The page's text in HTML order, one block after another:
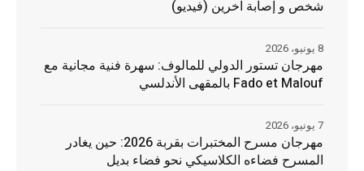
شخص و إصابة آخرين (فيديو)
مهرجان تستور الدولي للمالوف: سهرة فنية مجانية مع
Fado et Malouf بالمقهى الأندلسي
8 يونيو، 2026
مهرجان مسرح المختبرات بقربة 2026: حين يغادر
المسرح فضاءه الكلاسيكي نحو فضاء بديل
7 يونيو، 2026